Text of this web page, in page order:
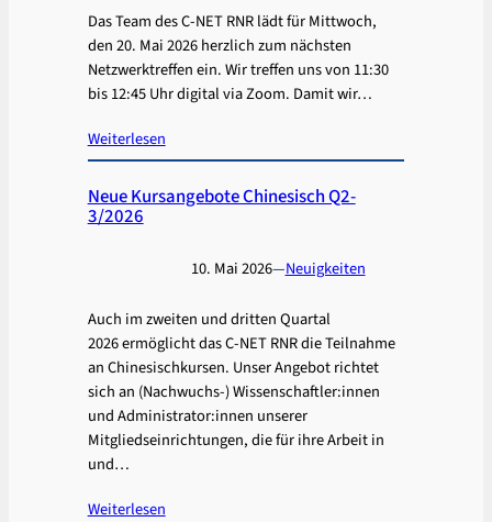
Das Team des C-NET RNR lädt für Mittwoch,
den 20. Mai 2026 herzlich zum nächsten
Netzwerktreffen ein. Wir treffen uns von 11:30
bis 12:45 Uhr digital via Zoom. Damit wir…
Weiterlesen
Neue Kursangebote Chinesisch Q2-
3/2026
10. Mai 2026—Neuigkeiten
Auch im zweiten und dritten Quartal
2026 ermöglicht das C-NET RNR die Teilnahme
an Chinesischkursen. Unser Angebot richtet
sich an (Nachwuchs-) Wissenschaftler:innen
und Administrator:innen unserer
Mitgliedseinrichtungen, die für ihre Arbeit in
und…
Weiterlesen